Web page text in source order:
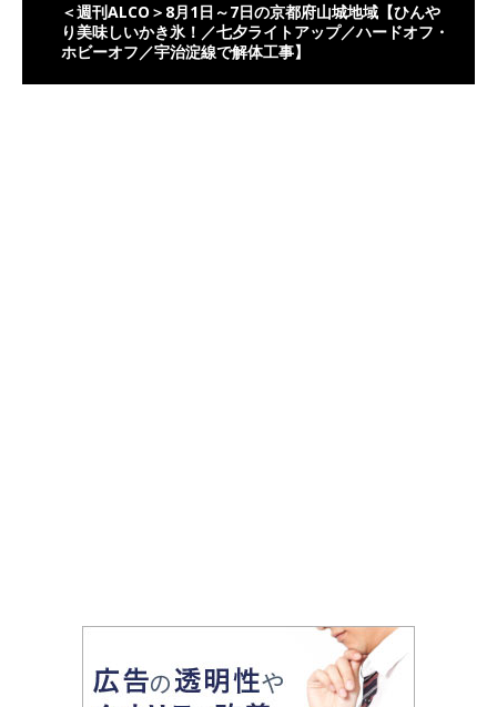
＜週刊ALCO＞8月1日～7日の京都府山城地域【ひんや
り美味しいかき氷！／七夕ライトアップ／ハードオフ・
ホビーオフ／宇治淀線で解体工事】